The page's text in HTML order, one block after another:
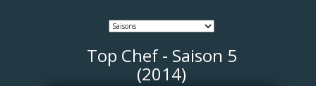
Top Chef - Saison 5
(2014)